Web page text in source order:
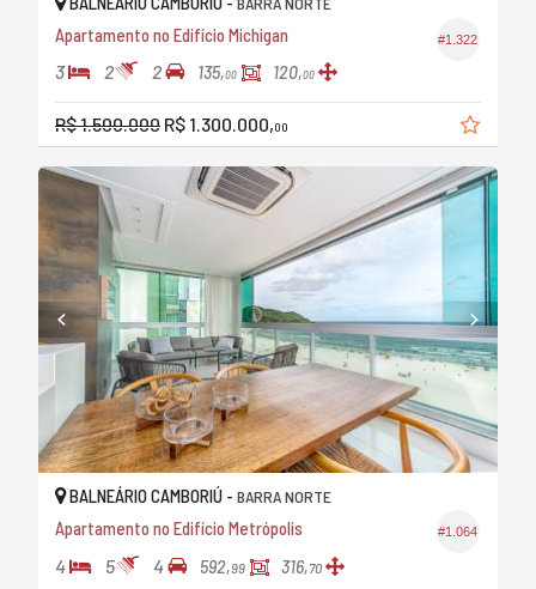
#1.322
Apartamento no Edifício Michigan
3 2 2 135,00 120,00
R$ 1.500.000 R$ 1.300.000,00
#1.064
BALNEÁRIO CAMBORIÚ - BARRA NORTE
Apartamento no Edifício Metrópolis
4 5 4 592,99 316,70